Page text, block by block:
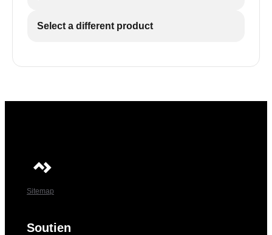
Select a different product
Sitemap
Soutien